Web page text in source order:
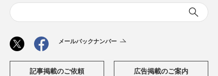
メールバックナンバー
記事掲載のご依頼 広告掲載のご案内